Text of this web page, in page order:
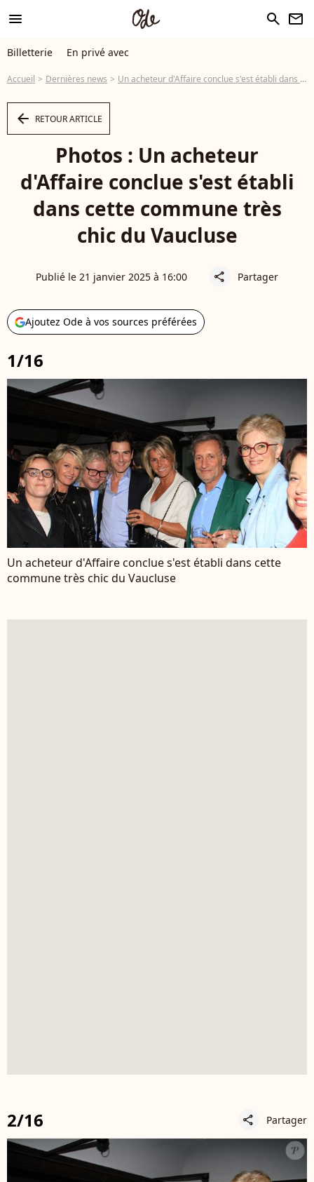
menu search newsletter
Billetterie En privé avec
Accueil Dernières news Un acheteur d'Affaire conclue s'est établi dans cette commune très chic du Vaucluse
arrow_left RETOUR ARTICLE
Photos : Un acheteur
d'Affaire conclue s'est établi
dans cette commune très
chic du Vaucluse
Publié le 21 janvier 2025 à 16:00 share Partager
Ajoutez Ode à vos sources préférées
1/16
Un acheteur d'Affaire conclue s'est établi dans cette
commune très chic du Vaucluse
2/16 share Partager